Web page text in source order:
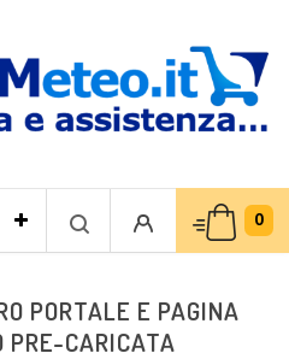
0
PORTALE E PAGINA
CARICATA